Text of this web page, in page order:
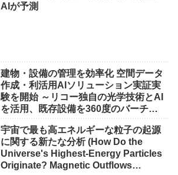
AIが予測
建物・設備の管理を効率化 空間データ
作成・利活用AIソリューション実証実
験を開始 ～リコー独自の光学技術とAI
を活用、既存設備を360度のバーチャ
宇宙で最も高エネルギーな粒子の起源
に関する新たな分析 (How Do the
Universe's Highest-Energy Particles
Originate? Magnetic Outflows